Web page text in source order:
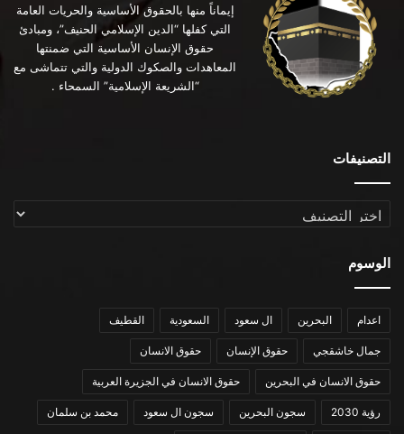
إيماناً منها بالحقوق الأساسية والحريات العامة
التي كفلها “الدين الإسلامي الحنيف”، ومبادئ
حقوق الإنسان الأساسية التي ضمنتها
المعاهدات والصكوك الدولية والتي تتماشى مع
“الشريعة الإسلامية” السمحاء .
التصنيفات
التصنيفات
الوسوم
اعدام البحرين ال سعود السعودية القطيف
جمال خاشقجي حقوق الإنسان حقوق الانسان
حقوق الانسان في البحرين حقوق الانسان في الجزيرة العربية
رؤية 2030 سجون البحرين سجون ال سعود محمد بن سلمان